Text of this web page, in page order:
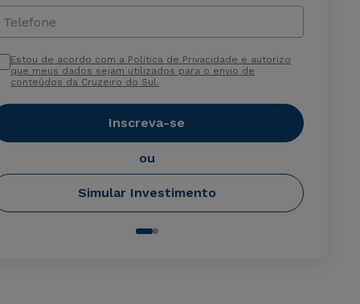
Telefone
Estou de acordo com a Política de Privacidade e autorizo
que meus dados sejam utilizados para o envio de
conteúdos da Cruzeiro do Sul.
Inscreva-se
ou
Simular Investimento